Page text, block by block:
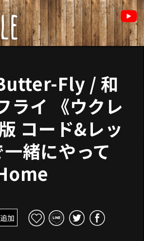
Fly / 和
ライ 《ウクレ
コード&レッ
緒にやって
加